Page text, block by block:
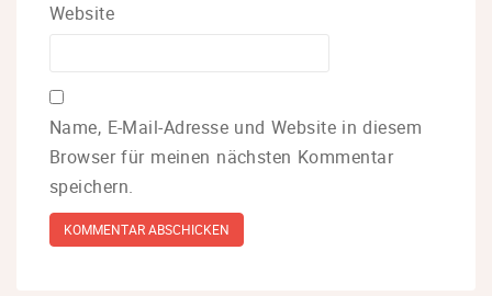
Website
Name, E-Mail-Adresse und Website in diesem
Browser für meinen nächsten Kommentar
speichern.